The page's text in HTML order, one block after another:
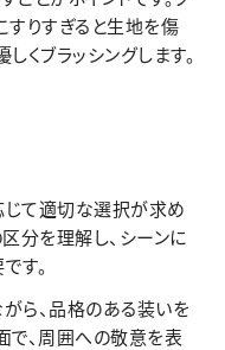
すりすぎると生地を傷
くブラッシングします。
て適切な選択が求め
分を理解し、シーンに
す。
ら、品格のある装いを
で、周囲への敬意を表